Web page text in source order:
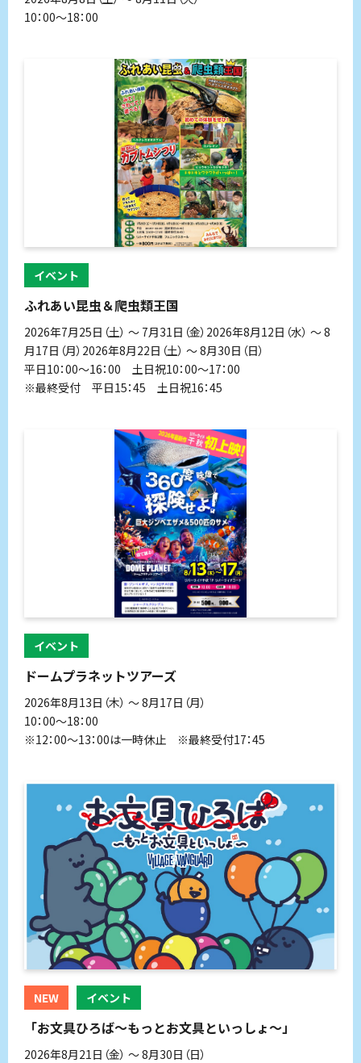
10：00～18：00
イベント
ふれあい昆虫＆爬虫類王国
2026年7月25日（土） 〜 7月31日（金）2026年8月12日（水） 〜 8
月17日（月）2026年8月22日（土） 〜 8月30日（日）
平日10：00～16：00 土日祝10：00～17：00
※最終受付 平日15：45 土日祝16：45
イベント
ドームプラネットツアーズ
2026年8月13日（木） 〜 8月17日（月）
10：00～18：00
※12：00～13：00は一時休止 ※最終受付17：45
NEW イベント
「お文具ひろば〜もっとお文具といっしょ〜」
2026年8月21日（金） 〜 8月30日（日）